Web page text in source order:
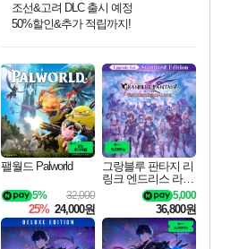
최대 90% 할인가를 만나보세요!
네이버혜택과 함께 만나보세요!
조선&고려 DLC 출시 예정
50%할인&추가 적립까지!
네이버 포인트 혜택까지!
이니&베니 혜택까지!
네이버 혜택가와 함께 예약하세요!
할인&네이버혜택으로 만나보세요!
네이버페이 혜택과 만나보세요!
40주년 프로모션으로 만나보세요!
할인가에 만나보세요!
일부 에디션 상시 할인!
혜택으로 예약 판매 중
편안하게 충전하세요
팰월드 Palworld
32,000
5%
25% 24,000원
그랑블루 판타지 리
링크 엔드리스 라그
나로크 업그레이드
킷 Granblue Fantasy
Relink Endless Ragn
arok Upgrade Kit DL
C
5,000
36,800원